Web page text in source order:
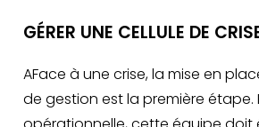
GÉRER UNE CELLULE DE
AFace à une crise, la mise en
de gestion est la première étape.